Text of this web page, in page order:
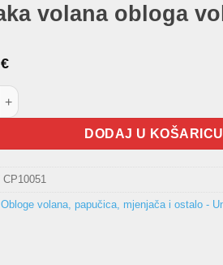
volana obloga
€
obloga volana 37-39cm količina
DODAJ U KOŠARICU
CP10051
Obloge volana, papučica, mjenjača i ostalo -